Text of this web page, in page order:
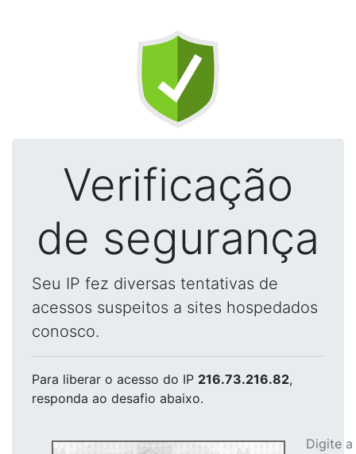
Verificação
de segurança
Seu IP fez diversas tentativas de
acessos suspeitos a sites hospedados
conosco.
Para liberar o acesso do IP 216.73.216.82,
responda ao desafio abaixo.
Digite